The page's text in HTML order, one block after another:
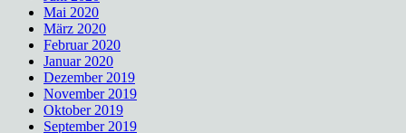
Mai 2020
März 2020
Februar 2020
Januar 2020
Dezember 2019
November 2019
Oktober 2019
September 2019